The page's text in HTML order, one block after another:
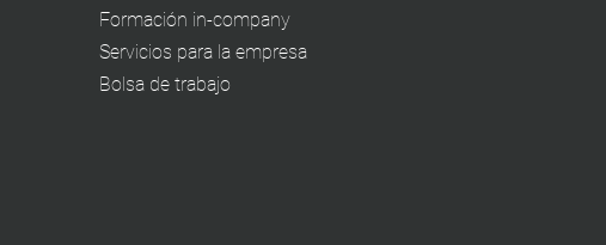
Formación in-company
Servicios para la empresa
Bolsa de trabajo